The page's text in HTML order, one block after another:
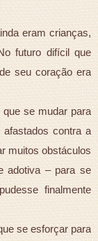
eram crianças,
futuro difícil que
seu coração era
se mudar para
afastados contra a
muitos obstáculos
adotiva – para se
finalmente
se esforçar para